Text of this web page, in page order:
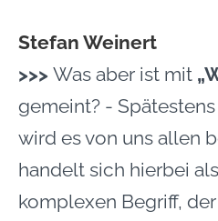
Stefan Weinert
>>> Was aber ist mit
gemeint? -
wird es von uns allen
handelt sich hierbei
komplexen Begriff,